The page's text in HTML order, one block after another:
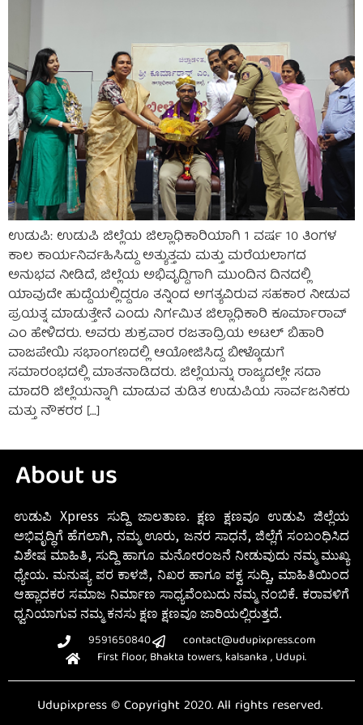
ಉಡುಪಿ: ಉಡುಪಿ ಜಿಲ್ಲೆಯ ಜಿಲ್ಲಾಧಿಕಾರಿಯಾಗಿ 1 ವರ್ಷ 10 ತಿಂಗಳ
ಕಾಲ ಕಾರ್ಯನಿರ್ವಹಿಸಿದ್ದು ಅತ್ಯುತ್ತಮ ಮತ್ತು ಮರೆಯಲಾಗದ
ಅನುಭವ ನೀಡಿದೆ, ಜಿಲ್ಲೆಯ ಅಭಿವೃದ್ದಿಗಾಗಿ ಮುಂದಿನ ದಿನದಲ್ಲಿ
ಯಾವುದೇ ಹುದ್ದೆಯಲ್ಲಿದ್ದರೂ ತನ್ನಿಂದ ಅಗತ್ಯವಿರುವ ಸಹಕಾರ ನೀಡುವ
ಪ್ರಯತ್ನ ಮಾಡುತ್ತೇನೆ ಎಂದು ನಿರ್ಗಮಿತ ಜಿಲ್ಲಾಧಿಕಾರಿ ಕೂರ್ಮಾರಾವ್
ಎಂ ಹೇಳಿದರು. ಅವರು ಶುಕ್ರವಾರ ರಜತಾದ್ರಿಯ ಅಟಲ್ ಬಿಹಾರಿ
ವಾಜಪೇಯಿ ಸಭಾಂಗಣದಲ್ಲಿ ಆಯೋಜಿಸಿದ್ದ ಬೀಳ್ಕೊಡುಗೆ
ಸಮಾರಂಭದಲ್ಲಿ ಮಾತನಾಡಿದರು. ಜಿಲ್ಲೆಯನ್ನು ರಾಜ್ಯದಲ್ಲೇ ಸದಾ
ಮಾದರಿ ಜಿಲ್ಲೆಯನ್ನಾಗಿ ಮಾಡುವ ತುಡಿತ ಉಡುಪಿಯ ಸಾರ್ವಜನಿಕರು
ಮತ್ತು ನೌಕರರ […]
About us
ಉಡುಪಿ Xpress ಸುದ್ದಿ ಜಾಲತಾಣ. ಕ್ಷಣ ಕ್ಷಣವೂ ಉಡುಪಿ ಜಿಲ್ಲೆಯ
ಅಭಿವೃದ್ಧಿಗೆ ಹೆಗಲಾಗಿ, ನಮ್ಮ ಊರು, ಜನರ ಸಾಧನೆ, ಜಿಲ್ಲೆಗೆ ಸಂಬಂಧಿಸಿದ
ವಿಶೇಷ ಮಾಹಿತಿ, ಸುದ್ದಿ ಹಾಗೂ ಮನೋರಂಜನೆ ನೀಡುವುದು ನಮ್ಮ ಮುಖ್ಯ
ಧ್ಯೇಯ. ಮನುಷ್ಯ ಪರ ಕಾಳಜಿ, ನಿಖರ ಹಾಗೂ ಪಕ್ವ ಸುದ್ದಿ, ಮಾಹಿತಿಯಿಂದ
ಆಹ್ಲಾದಕರ ಸಮಾಜ ನಿರ್ಮಾಣ ಸಾಧ್ಯವೆಂಬುದು ನಮ್ಮ ನಂಬಿಕೆ. ಕರಾವಳಿಗೆ
ಧ್ವನಿಯಾಗುವ ನಮ್ಮ ಕನಸು ಕ್ಷಣ ಕ್ಷಣವೂ ಜಾರಿಯಲ್ಲಿರುತ್ತದೆ.
9591650840
contact@udupixpress.com
First floor, Bhakta towers, kalsanka , Udupi.
Udupixpress © Copyright 2020. All rights reserved.